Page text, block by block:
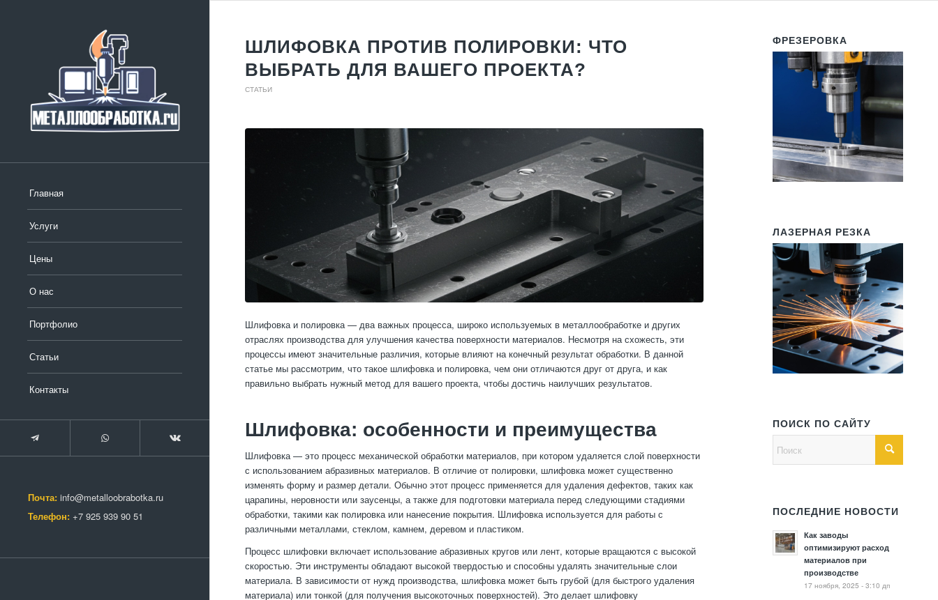
Главная
Услуги
Цены
О нас
Портфолио
Статьи
Контакты
Почта: info@metalloobrabotka.ru
Телефон: +7 925 939 90 51
ШЛИФОВКА ПРОТИВ ПОЛИРОВКИ: ЧТО
ВЫБРАТЬ ДЛЯ ВАШЕГО ПРОЕКТА?
СТАТЬИ
Шлифовка и полировка — два важных процесса, широко используемых в металлообработке и других
отраслях производства для улучшения качества поверхности материалов. Несмотря на схожесть, эти
процессы имеют значительные различия, которые влияют на конечный результат обработки. В данной
статье мы рассмотрим, что такое шлифовка и полировка, чем они отличаются друг от друга, и как
правильно выбрать нужный метод для вашего проекта, чтобы достичь наилучших результатов.
Шлифовка: особенности и преимущества
Шлифовка — это процесс механической обработки материалов, при котором удаляется слой поверхности
с использованием абразивных материалов. В отличие от полировки, шлифовка может существенно
изменять форму и размер детали. Обычно этот процесс применяется для удаления дефектов, таких как
царапины, неровности или заусенцы, а также для подготовки материала перед следующими стадиями
обработки, такими как полировка или нанесение покрытия. Шлифовка используется для работы с
различными металлами, стеклом, камнем, деревом и пластиком.
Процесс шлифовки включает использование абразивных кругов или лент, которые вращаются с высокой
скоростью. Эти инструменты обладают высокой твердостью и способны удалять значительные слои
материала. В зависимости от нужд производства, шлифовка может быть грубой (для быстрого удаления
материала) или тонкой (для получения высокоточных поверхностей). Это делает шлифовку
ФРЕЗЕРОВКА
ЛАЗЕРНАЯ РЕЗКА
ПОИСК ПО САЙТУ
ПОСЛЕДНИЕ НОВОСТИ
Как заводы
оптимизируют расход
материалов при
производстве
17 ноября, 2025 - 3:10 дп